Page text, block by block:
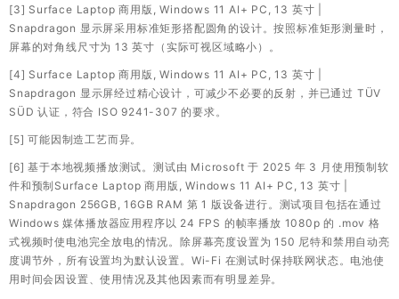
[3] Surface Laptop 商用版, Windows 11 AI+ PC, 13 英寸 |
Snapdragon 显示屏采用标准矩形搭配圆角的设计。按照标准矩形测量时，
屏幕的对角线尺寸为 13 英寸（实际可视区域略小）。
[4] Surface Laptop 商用版, Windows 11 AI+ PC, 13 英寸 |
Snapdragon 显示屏经过精心设计，可减少不必要的反射，并已通过 TÜV
SÜD 认证，符合 ISO 9241-307 的要求。
[5] 可能因制造工艺而异。
[6] 基于本地视频播放测试。测试由 Microsoft 于 2025 年 3 月使用预制软
件和预制Surface Laptop 商用版, Windows 11 AI+ PC, 13 英寸 |
Snapdragon 256GB, 16GB RAM 第 1 版设备进行。测试项目包括在通过
Windows 媒体播放器应用程序以 24 FPS 的帧率播放 1080p 的 .mov 格
式视频时使电池完全放电的情况。除屏幕亮度设置为 150 尼特和禁用自动亮
度调节外，所有设置均为默认设置。Wi-Fi 在测试时保持联网状态。电池使
用时间会因设置、使用情况及其他因素而有明显差异。